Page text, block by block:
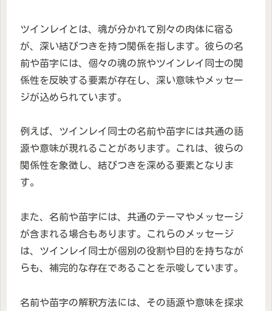
ツインレイとは、魂が分かれて別々の肉体に宿る
が、深い結びつきを持つ関係を指します。彼らの名
前や苗字には、個々の魂の旅やツインレイ同士の関
係性を反映する要素が存在し、深い意味やメッセー
ジが込められています。
例えば、ツインレイ同士の名前や苗字には共通の語
源や意味が現れることがあります。これは、彼らの
関係性を象徴し、結びつきを深める要素となりま
す。
また、名前や苗字には、共通のテーマやメッセージ
が含まれる場合もあります。これらのメッセージ
は、ツインレイ同士が個別の役割や目的を持ちなが
らも、補完的な存在であることを示唆しています。
名前や苗字の解釈方法には、その語源や意味を探求